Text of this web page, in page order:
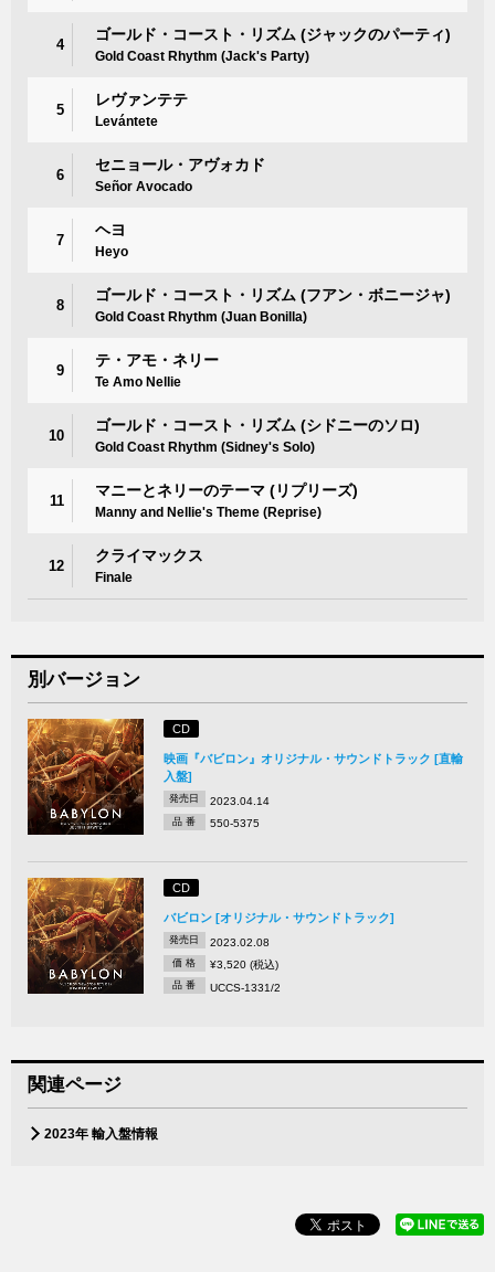
4
ゴールド・コースト・リズム (ジャックのパーティ)
Gold Coast Rhythm (Jack's Party)
5
レヴァンテテ
Levántete
6
セニョール・アヴォカド
Señor Avocado
7
ヘヨ
Heyo
8
ゴールド・コースト・リズム (フアン・ボニージャ)
Gold Coast Rhythm (Juan Bonilla)
9
テ・アモ・ネリー
Te Amo Nellie
10
ゴールド・コースト・リズム (シドニーのソロ)
Gold Coast Rhythm (Sidney's Solo)
11
マニーとネリーのテーマ (リプリーズ)
Manny and Nellie's Theme (Reprise)
12
クライマックス
Finale
別バージョン
CD
映画『バビロン』オリジナル・サウンドトラック [直輸
入盤]
発売日 2023.04.14
品 番 550-5375
CD
バビロン [オリジナル・サウンドトラック]
発売日 2023.02.08
価 格 ¥3,520 (税込)
品 番 UCCS-1331/2
関連ページ
2023年 輸入盤情報